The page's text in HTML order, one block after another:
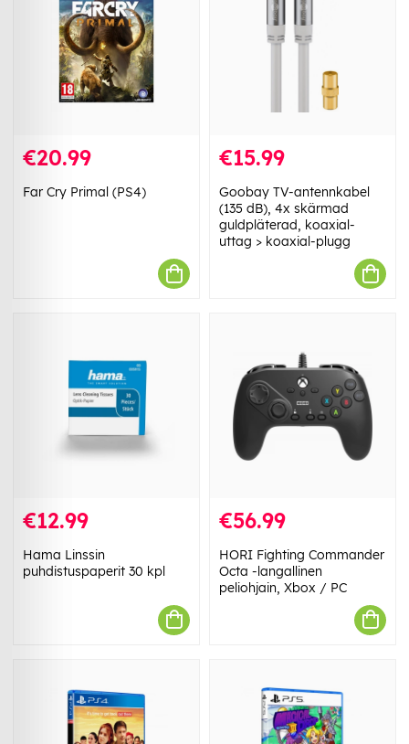
€20.99
Far Cry Primal (PS4)
€15.99
Goobay TV-antennkabel
(135 dB), 4x skärmad
guldpläterad, koaxial-
uttag > koaxial-plugg
€12.99
Hama Linssin
puhdistuspaperit 30 kpl
€56.99
HORI Fighting Commander
Octa -langallinen
peliohjain, Xbox / PC